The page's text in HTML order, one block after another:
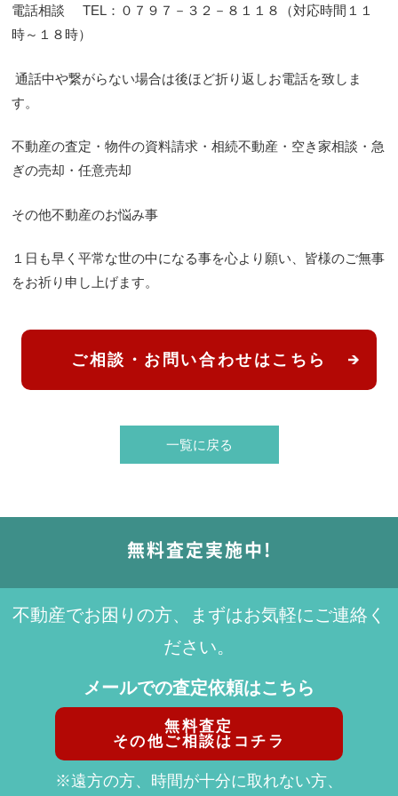
電話相談 TEL：０７９７－３２－８１１８（対応時間１１
時～１８時）
通話中や繋がらない場合は後ほど折り返しお電話を致しま
す。
不動産の査定・物件の資料請求・相続不動産・空き家相談・急
ぎの売却・任意売却
その他不動産のお悩み事
１日も早く平常な世の中になる事を心より願い、皆様のご無事
をお祈り申し上げます。
ご相談・お問い合わせはこちら
一覧に戻る
無料査定実施中!
不動産でお困りの方、まずはお気軽にご連絡く
ださい。
メールでの査定依頼はこちら
無料査定
その他ご相談はコチラ
※遠方の方、時間が十分に取れない方、